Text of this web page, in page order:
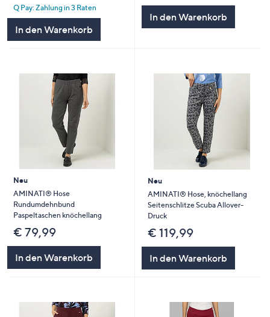
Q Pay: Zahlung in 3 Raten
In den Warenkorb
In den Warenkorb
Neu
AMINATI® Hose
Rundumdehnbund
Paspeltaschen knöchellang
€ 79,99
In den Warenkorb
Neu
AMINATI® Hose, knöchellang
Seitenschlitze Scuba Allover-
Druck
€ 119,99
In den Warenkorb